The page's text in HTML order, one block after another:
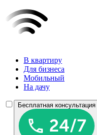
В квартиру
Для бизнеса
Мобильный
На дачу
Бесплатная консультация